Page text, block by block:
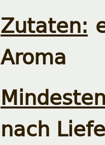
Zutaten:
Aroma
nach